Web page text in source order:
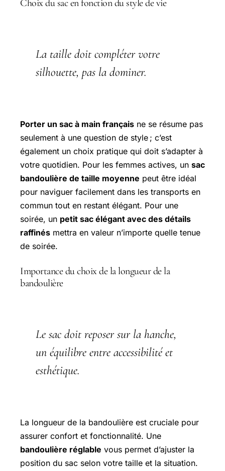
Choix du sac en fonction du style de vie
La taille doit compléter votre
silhouette, pas la dominer.
Porter un sac à main français ne se résume pas
seulement à une question de style ; c’est
également un choix pratique qui doit s’adapter à
votre quotidien. Pour les femmes actives, un sac
bandoulière de taille moyenne peut être idéal
pour naviguer facilement dans les transports en
commun tout en restant élégant. Pour une
soirée, un petit sac élégant avec des détails
raffinés mettra en valeur n’importe quelle tenue
de soirée.
Importance du choix de la longueur de la
bandoulière
Le sac doit reposer sur la hanche,
un équilibre entre accessibilité et
esthétique.
La longueur de la bandoulière est cruciale pour
assurer confort et fonctionnalité. Une
bandoulière réglable vous permet d’ajuster la
position du sac selon votre taille et la situation.